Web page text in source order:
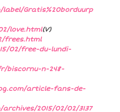
Gratis%20borduurp
love.html(V)
frees.html
02/free-du-lundi-
biscornu-n-248-
article-fans-de-
2015/02/02/3137